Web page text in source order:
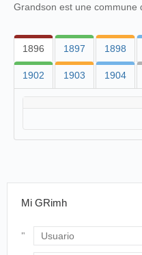
Grandson est une commune
1896 1897 1898
1902 1903 1904
Mi GRimh